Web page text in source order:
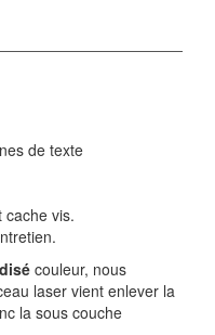
de texte
cache vis.
couleur, nous
laser vient enlever la
la sous couche